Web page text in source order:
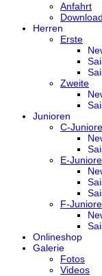
Anfahrt
Herren
Erste
Zweite
Junioren
C-
E-
F-
Onlineshop
Galerie
Fotos
Videos